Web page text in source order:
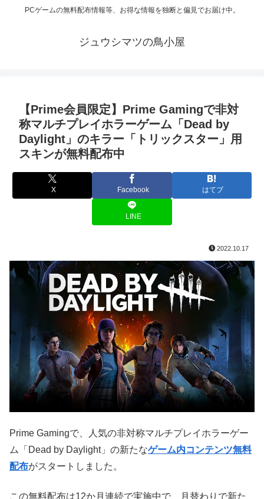
PCゲームの無料配布情報等、お得な情報を独断と偏見でお届け中。
ジュウシマツの鳥小屋
【Prime会員限定】Prime Gamingで非対
称マルチプレイホラーゲーム「Dead by
Daylight」のキラー「トリックスター」用
スキンが無料配布中
X Facebook はてブ
LINE
2022.10.17
Prime Gamingで、人気の非対称マルチプレイホラーゲー
ム「Dead by Daylight」の新たなゲーム内コンテンツ無料
配布がスタートしました。
この無料配布は12か月連続で実施中で、月替わりで新た